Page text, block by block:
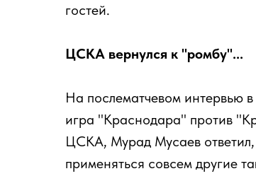
гостей.
ЦСКА вернулся к "ромбу"...
На послематчевом интервью
игра "Краснодара" против
ЦСКА, Мурад Мусаев
применяться совсем другие